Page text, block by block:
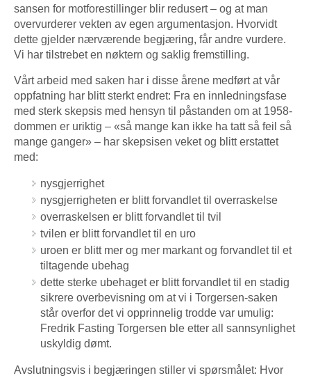
sansen for motforestillinger blir redusert – og at man
overvurderer vekten av egen argumentasjon. Hvorvidt
dette gjelder nærværende begjæring, får andre vurdere.
Vi har tilstrebet en nøktern og saklig fremstilling.
Vårt arbeid med saken har i disse årene medført at vår
oppfatning har blitt sterkt endret: Fra en innledningsfase
med sterk skepsis med hensyn til påstanden om at 1958-
dommen er uriktig – «så mange kan ikke ha tatt så feil så
mange ganger» – har skepsisen veket og blitt erstattet
med:
nysgjerrighet
nysgjerrigheten er blitt forvandlet til overraskelse
overraskelsen er blitt forvandlet til tvil
tvilen er blitt forvandlet til en uro
uroen er blitt mer og mer markant og forvandlet til et
tiltagende ubehag
dette sterke ubehaget er blitt forvandlet til en stadig
sikrere overbevisning om at vi i Torgersen-saken
står overfor det vi opprinnelig trodde var umulig:
Fredrik Fasting Torgersen ble etter all sannsynlighet
uskyldig dømt.
Avslutningsvis i begjæringen stiller vi spørsmålet: Hvor